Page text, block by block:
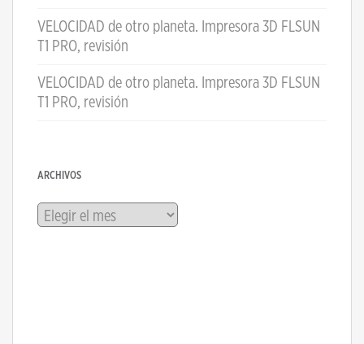
VELOCIDAD de otro planeta. Impresora 3D FLSUN
T1 PRO, revisión
VELOCIDAD de otro planeta. Impresora 3D FLSUN
T1 PRO, revisión
ARCHIVOS
Archivos